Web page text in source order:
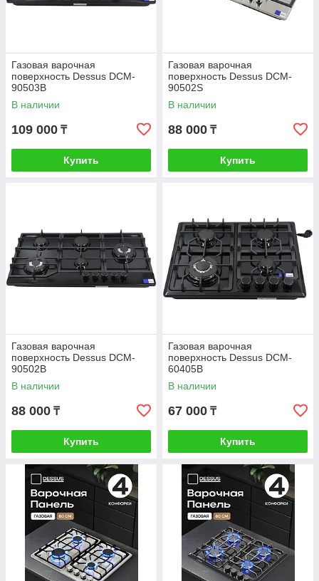
Газовая варочная
поверхность Dessus DCM-
90503B
В наличии
109 000 ₸
Купить
Газовая варочная
поверхность Dessus DCM-
90502S
В наличии
88 000 ₸
Купить
Газовая варочная
поверхность Dessus DCM-
90502B
В наличии
88 000 ₸
Купить
Газовая варочная
поверхность Dessus DCM-
60405B
В наличии
67 000 ₸
Купить